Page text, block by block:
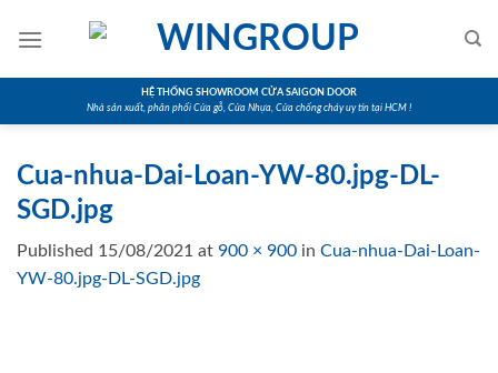
HỆ THỐNG SHOWROOM CỬA SAIGON DOOR
Nhà sản xuất, phân phối Cửa gỗ, Cửa Nhựa, Cửa chống cháy uy tín tại HCM !
Cua-nhua-Dai-Loan-YW-80.jpg-DL-
SGD.jpg
Published 15/08/2021 at 900 × 900 in Cua-nhua-Dai-Loan-
YW-80.jpg-DL-SGD.jpg